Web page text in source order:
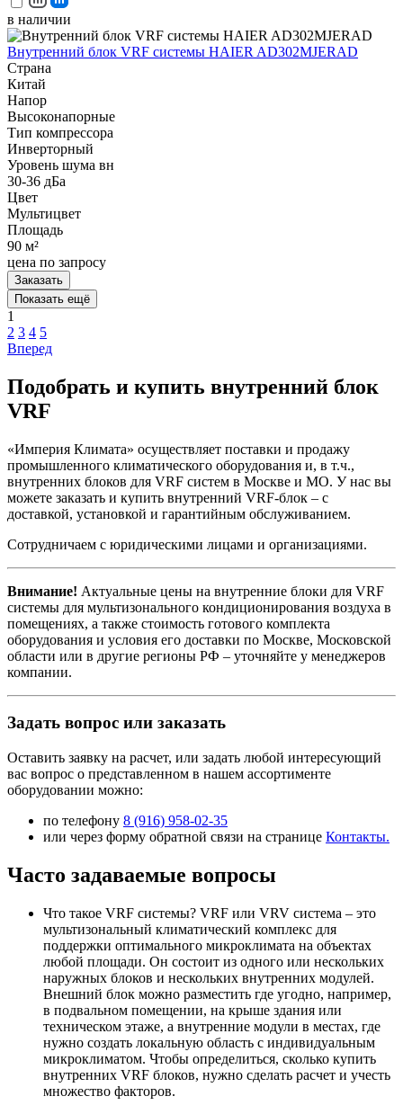
в наличии
Внутренний блок VRF системы HAIER AD302MJERAD
Страна
Китай
Напор
Высоконапорные
Тип компрессора
Инверторный
Уровень шума вн
30-36 дБа
Цвет
Мультицвет
Площадь
90 м²
цена по запросу
Заказать
Показать ещё
1
2 3 4 5
Вперед
Подобрать и купить внутренний блок
VRF
«Империя Климата» осуществляет поставки и продажу
промышленного климатического оборудования и, в т.ч.,
внутренних блоков для VRF систем в Москве и МО. У нас вы
можете заказать и купить внутренний VRF-блок – с
доставкой, установкой и гарантийным обслуживанием.
Сотрудничаем с юридическими лицами и организациями.
Внимание! Актуальные цены на внутренние блоки для VRF
системы для мультизонального кондиционирования воздуха в
помещениях, а также стоимость готового комплекта
оборудования и условия его доставки по Москве, Московской
области или в другие регионы РФ – уточняйте у менеджеров
компании.
Задать вопрос или заказать
Оставить заявку на расчет, или задать любой интересующий
вас вопрос о представленном в нашем ассортименте
оборудовании можно:
по телефону 8 (916) 958-02-35
или через форму обратной связи на странице Контакты.
Часто задаваемые вопросы
Что такое VRF системы? VRF или VRV система – это
мультизональный климатический комплекс для
поддержки оптимального микроклимата на объектах
любой площади. Он состоит из одного или нескольких
наружных блоков и нескольких внутренних модулей.
Внешний блок можно разместить где угодно, например,
в подвальном помещении, на крыше здания или
техническом этаже, а внутренние модули в местах, где
нужно создать локальную область с индивидуальным
микроклиматом. Чтобы определиться, сколько купить
внутренних VRF блоков, нужно сделать расчет и учесть
множество факторов.